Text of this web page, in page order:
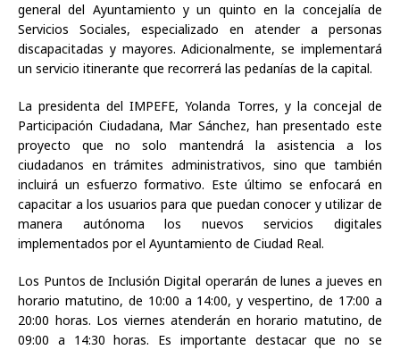
general del Ayuntamiento y un quinto en la concejalía de
Servicios Sociales, especializado en atender a personas
discapacitadas y mayores. Adicionalmente, se implementará
un servicio itinerante que recorrerá las pedanías de la capital.
La presidenta del IMPEFE, Yolanda Torres, y la concejal de
Participación Ciudadana, Mar Sánchez, han presentado este
proyecto que no solo mantendrá la asistencia a los
ciudadanos en trámites administrativos, sino que también
incluirá un esfuerzo formativo. Este último se enfocará en
capacitar a los usuarios para que puedan conocer y utilizar de
manera autónoma los nuevos servicios digitales
implementados por el Ayuntamiento de Ciudad Real.
Los Puntos de Inclusión Digital operarán de lunes a jueves en
horario matutino, de 10:00 a 14:00, y vespertino, de 17:00 a
20:00 horas. Los viernes atenderán en horario matutino, de
09:00 a 14:30 horas. Es importante destacar que no se